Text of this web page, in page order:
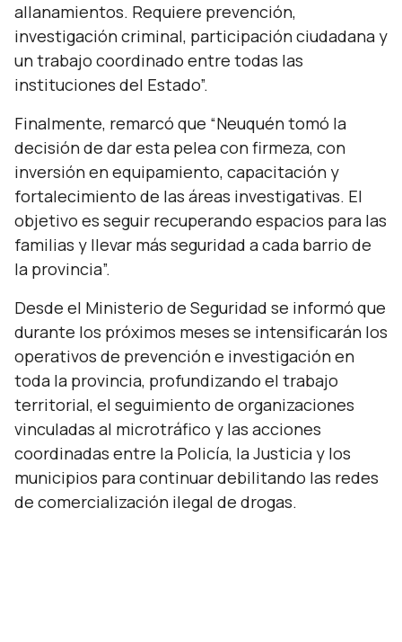
allanamientos. Requiere prevención,
investigación criminal, participación ciudadana y
un trabajo coordinado entre todas las
instituciones del Estado”.
Finalmente, remarcó que “Neuquén tomó la
decisión de dar esta pelea con firmeza, con
inversión en equipamiento, capacitación y
fortalecimiento de las áreas investigativas. El
objetivo es seguir recuperando espacios para las
familias y llevar más seguridad a cada barrio de
la provincia”.
Desde el Ministerio de Seguridad se informó que
durante los próximos meses se intensificarán los
operativos de prevención e investigación en
toda la provincia, profundizando el trabajo
territorial, el seguimiento de organizaciones
vinculadas al microtráfico y las acciones
coordinadas entre la Policía, la Justicia y los
municipios para continuar debilitando las redes
de comercialización ilegal de drogas.